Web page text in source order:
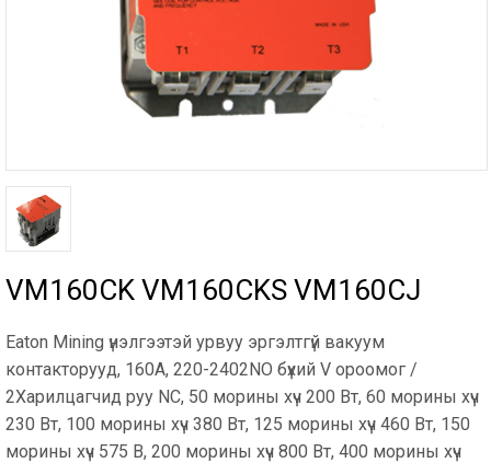
VM160CK VM160CKS VM160CJ
Eaton Mining үнэлгээтэй урвуу эргэлтгүй вакуум
контакторууд, 160А, 220-2402NO бүхий V ороомог /
2Харилцагчид руу NC, 50 морины хүч 200 Вт, 60 морины хүч
230 Вт, 100 морины хүч 380 Вт, 125 морины хүч 460 Вт, 150
морины хүч 575 В, 200 морины хүч 800 Вт, 400 морины хүч